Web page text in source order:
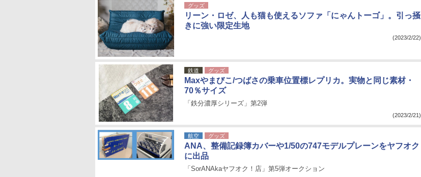
グッズ
リーン・ロゼ、人も猫も使えるソファ「にゃんトーゴ」。引っ掻
きに強い限定生地
(2023/2/22)
鉄道 グッズ
Maxやまびこ/つばさの乗車位置標レプリカ。実物と同じ素材・
70％サイズ
「鉄分濃厚シリーズ」第2弾
(2023/2/21)
航空 グッズ
ANA、整備記録簿カバーや1/50の747モデルプレーンをヤフオク
に出品
「SorANAkaヤフオク！店」第5弾オークション